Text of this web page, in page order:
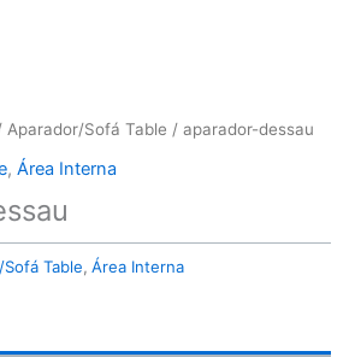
Aparador/Sofá Table / aparador-dessau
, Área Interna
Table, Área Interna